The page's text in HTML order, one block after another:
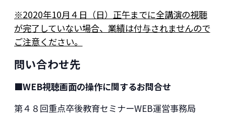
※2020年10月４日（日）正午までに全講演の視聴
が完了していない場合、業績は付与されませんので
ご注意ください。
問い合わせ先
■WEB視聴画面の操作に関するお問合せ
第４８回重点卒後教育セミナーWEB運営事務局